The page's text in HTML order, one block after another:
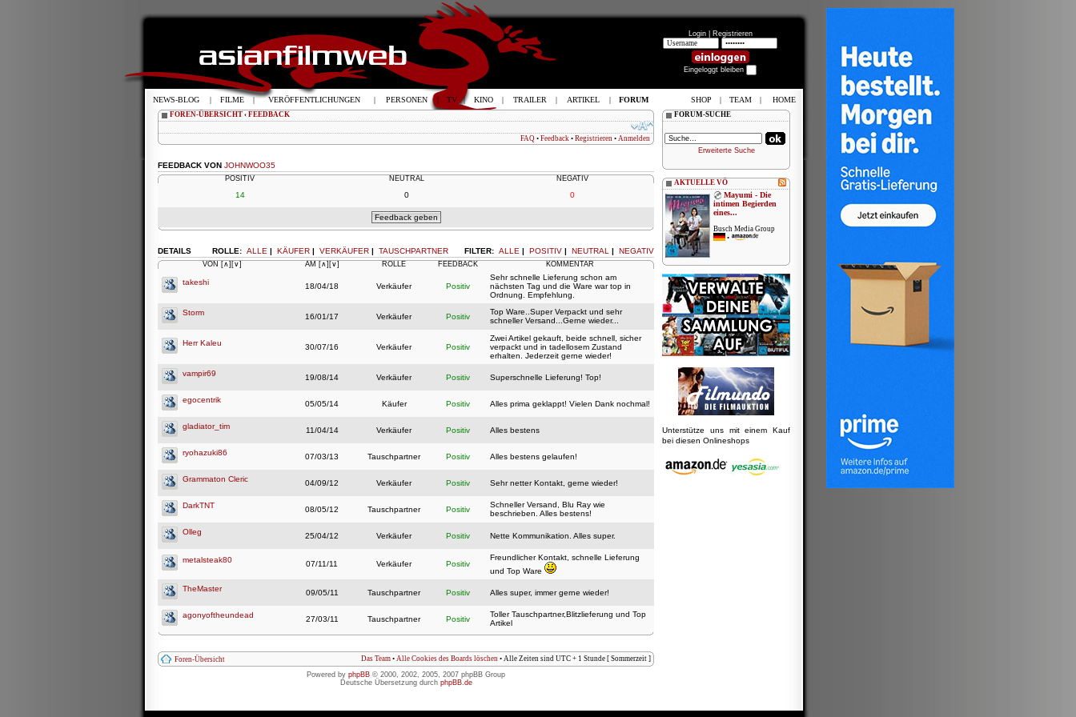
Login | Registrieren
Eingeloggt bleiben
FOREN-ÜBERSICHT ‹ FEEDBACK
FAQ • Feedback • Registrieren • Anmelden
FEEDBACK VON JOHNWOO35
POSITIV NEUTRAL NEGATIV
14 0 0
FILTER: ALLE | POSITIV | NEUTRAL | NEGATIV
ROLLE: ALLE | KÄUFER | VERKÄUFER | TAUSCHPARTNER
DETAILS
VON [∧] [∨] AM [∧] [∨] ROLLE FEEDBACK KOMMENTAR
takeshi 18/04/18 Verkäufer Positiv
Sehr schnelle Lieferung schon am
nächsten Tag und die Ware war top in
Ordnung. Empfehlung.
Storm
16/01/17 Verkäufer Positiv
Top Ware..Super Verpackt und sehr
schneller Versand...Gerne wieder...
Herr Kaleu 30/07/16 Verkäufer Positiv
Zwei Artikel gekauft, beide schnell, sicher
verpackt und in tadellosem Zustand
erhalten. Jederzeit gerne wieder!
vampir69
19/08/14 Verkäufer Positiv Superschnelle Lieferung! Top!
egocentrik 05/05/14 Käufer Positiv Alles prima geklappt! Vielen Dank nochmal!
gladiator_tim 11/04/14 Verkäufer Positiv Alles bestens
ryohazuki86 07/03/13 Tauschpartner Positiv Alles bestens gelaufen!
Grammaton Cleric 04/09/12 Verkäufer Positiv Sehr netter Kontakt, gerne wieder!
DarkTNT 08/05/12 Tauschpartner Positiv
Schneller Versand, Blu Ray wie
beschrieben. Alles bestens!
Olleg 25/04/12 Verkäufer Positiv Nette Kommunikation. Alles super.
metalsteak80 07/11/11 Verkäufer Positiv
Freundlicher Kontakt, schnelle Lieferung
und Top Ware
TheMaster
09/05/11 Tauschpartner Positiv Alles super, immer gerne wieder!
agonyoftheundead 27/03/11 Tauschpartner Positiv
Toller Tauschpartner,Blitzlieferung und Top
Artikel
Foren-Übersicht Das Team • Alle Cookies des Boards löschen • Alle Zeiten sind UTC + 1 Stunde [ Sommerzeit ]
Powered by phpBB © 2000, 2002, 2005, 2007 phpBB Group
Deutsche Übersetzung durch phpBB.de
FORUM-SUCHE
Erweiterte Suche
AKTUELLE VÖ
Mayumi - Die
intimen Begierden
eines...
Busch Media Group
•
Unterstütze uns mit einem Kauf
bei diesen Onlineshops
NEWS-BLOG | FILME | VERÖFFENTLICHUNGEN | PERSONEN | TV | KINO | TRAILER | ARTIKEL | FORUM SHOP | TEAM | HOME